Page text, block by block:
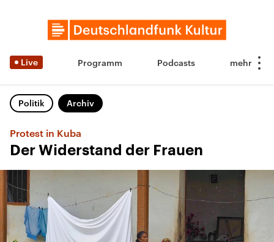
Live Programm Podcasts
Politik Archiv
Protest in Kuba
Der Widerstand der Frauen